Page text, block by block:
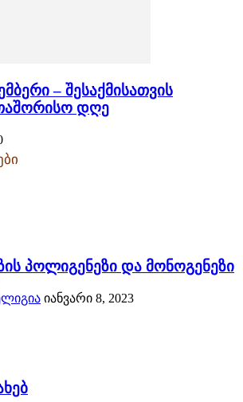
– შესაქმისათვის
დღე
პოლიგენეზი და მონოგენეზი
იანვარი 8, 2023